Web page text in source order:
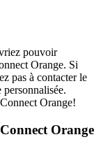
pouvoir
Orange. Si
pas à contacter le
Orange!
Orange